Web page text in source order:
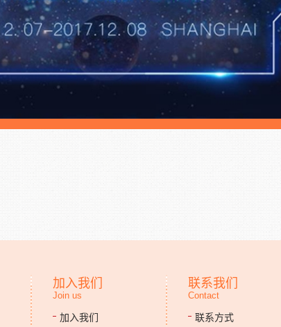
加入我们
Join us
加入我们
联系我们
Contact
联系方式